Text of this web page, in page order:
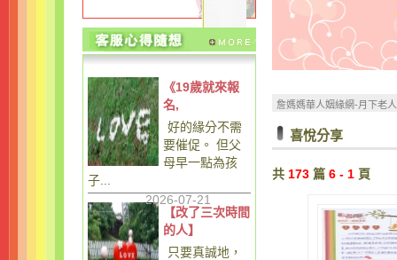
《19歲就來報
名,
好的緣分不需
要催促。 但父
母早一點為孩
子...
2026-07-21
【改了三次時間
的人】
只要真誠地，
詹媽媽華人姻緣網-月下老
喜悅分享
共 173 篇 6 - 1 頁